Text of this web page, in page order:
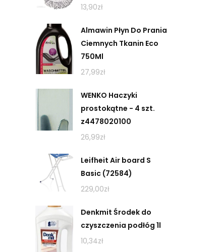
13,90zł
Almawin Płyn Do Prania
Ciemnych Tkanin Eco
750Ml
27,99zł
WENKO Haczyki
prostokątne - 4 szt.
z4478020100
26,99zł
Leifheit Air board S
Basic (72584)
229,00zł
Denkmit Środek do
czyszczenia podłóg 1l
10,34zł